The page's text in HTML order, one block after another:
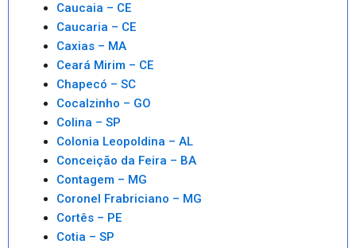
Caucaia – CE
Caucaria – CE
Caxias – MA
Ceará Mirim – CE
Chapecó – SC
Cocalzinho – GO
Colina – SP
Colonia Leopoldina – AL
Conceição da Feira – BA
Contagem – MG
Coronel Frabriciano – MG
Cortês – PE
Cotia – SP